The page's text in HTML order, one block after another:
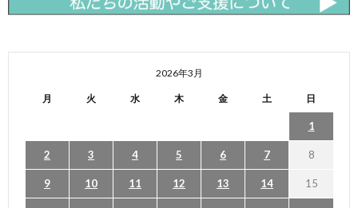
2026年3月
月 火 水 木 金 土 日
1
2 3 4 5 6 7 8
9 10 11 12 13 14 15